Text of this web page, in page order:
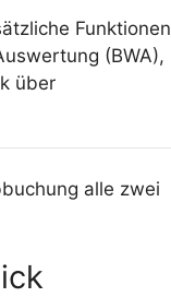
Funktionen
(BWA),
über
alle zwei